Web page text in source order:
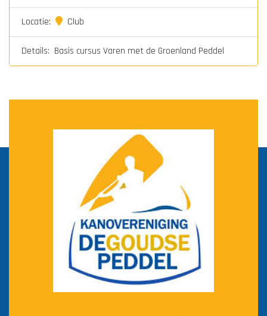
Locatie: Club
Details: Basis cursus Varen met de Groenland Peddel